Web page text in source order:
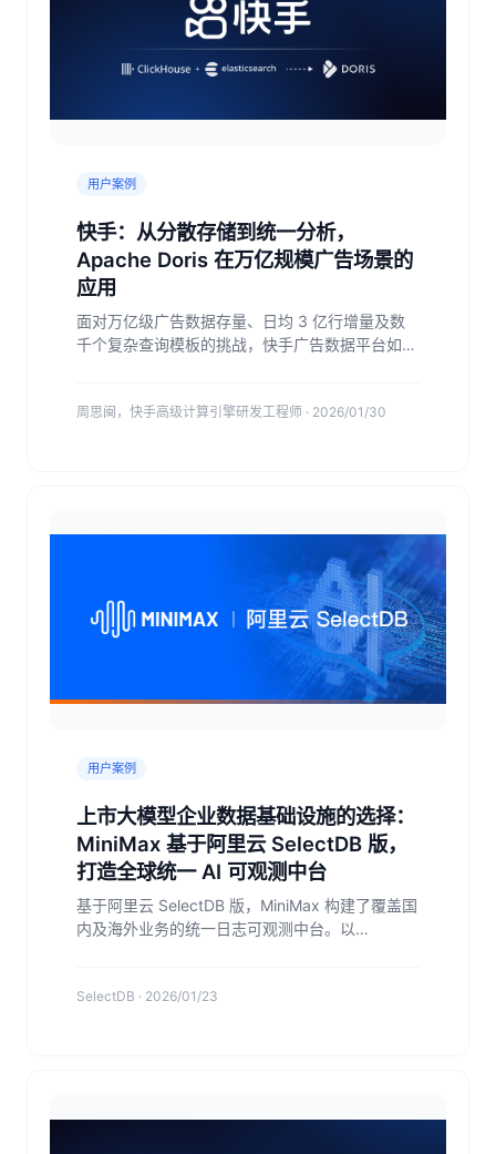
用户案例
快手：从分散存储到统一分析，
Apache Doris 在万亿规模广告场景的
应用
面对万亿级广告数据存量、日均 3 亿行增量及数
千个复杂查询模板的挑战，快手广告数据平台如何
架构，全面迁移至 Apache Doris 的统一分析实
周思闽，快手高级计算引擎研发工程师 · 2026/01/30
用户案例
上市大模型企业数据基础设施的选择：
MiniMax 基于阿里云 SelectDB 版，
打造全球统一 AI 可观测中台
基于阿里云 SelectDB 版，MiniMax 构建了覆盖国
内及海外业务的统一日志可观测中台。以
往为不同业务集群分散部署、独立运维多套系统的
SelectDB · 2026/01/23